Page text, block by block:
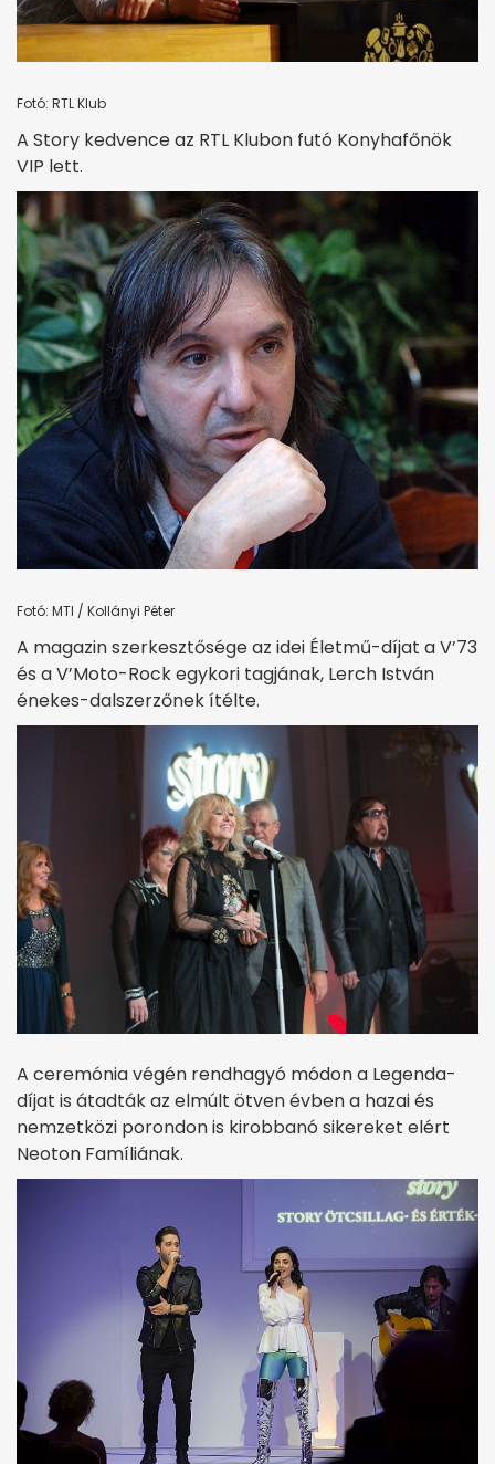
Fotó: RTL Klub
A Story kedvence az RTL Klubon futó Konyhafőnök
VIP lett.
Fotó: MTI / Kollányi Péter
A magazin szerkesztősége az idei Életmű-díjat a V’73
és a V’Moto-Rock egykori tagjának, Lerch István
énekes-dalszerzőnek ítélte.
A ceremónia végén rendhagyó módon a Legenda-
díjat is átadták az elmúlt ötven évben a hazai és
nemzetközi porondon is kirobbanó sikereket elért
Neoton Famíliának.